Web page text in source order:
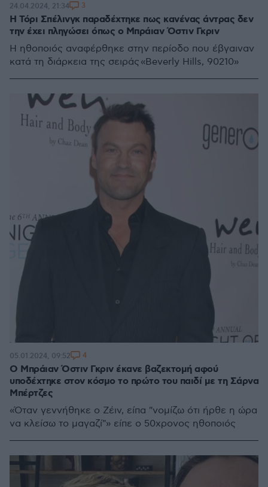
Η Τόρι Σπέλινγκ παραδέχτηκε πως κανένας άντρας δεν
την έχει πληγώσει όπως ο Μπράιαν Όστιν Γκριν
Η ηθοποιός αναφέρθηκε στην περίοδο που έβγαιναν
κατά τη διάρκεια της σειράς «Beverly Hills, 90210»
24.04.2024, 21:34 3
Ο Μπράιαν Όστιν Γκριν έκανε βαζεκτομή αφού
υποδέχτηκε στον κόσμο το πρώτο του παιδί με τη Σάρνα
Μπέρτζες
«Όταν γεννήθηκε ο Ζέιν, είπα "νομίζω ότι ήρθε η ώρα
να κλείσω το μαγαζί"» είπε ο 50χρονος ηθοποιός
05.01.2024, 09:52 4